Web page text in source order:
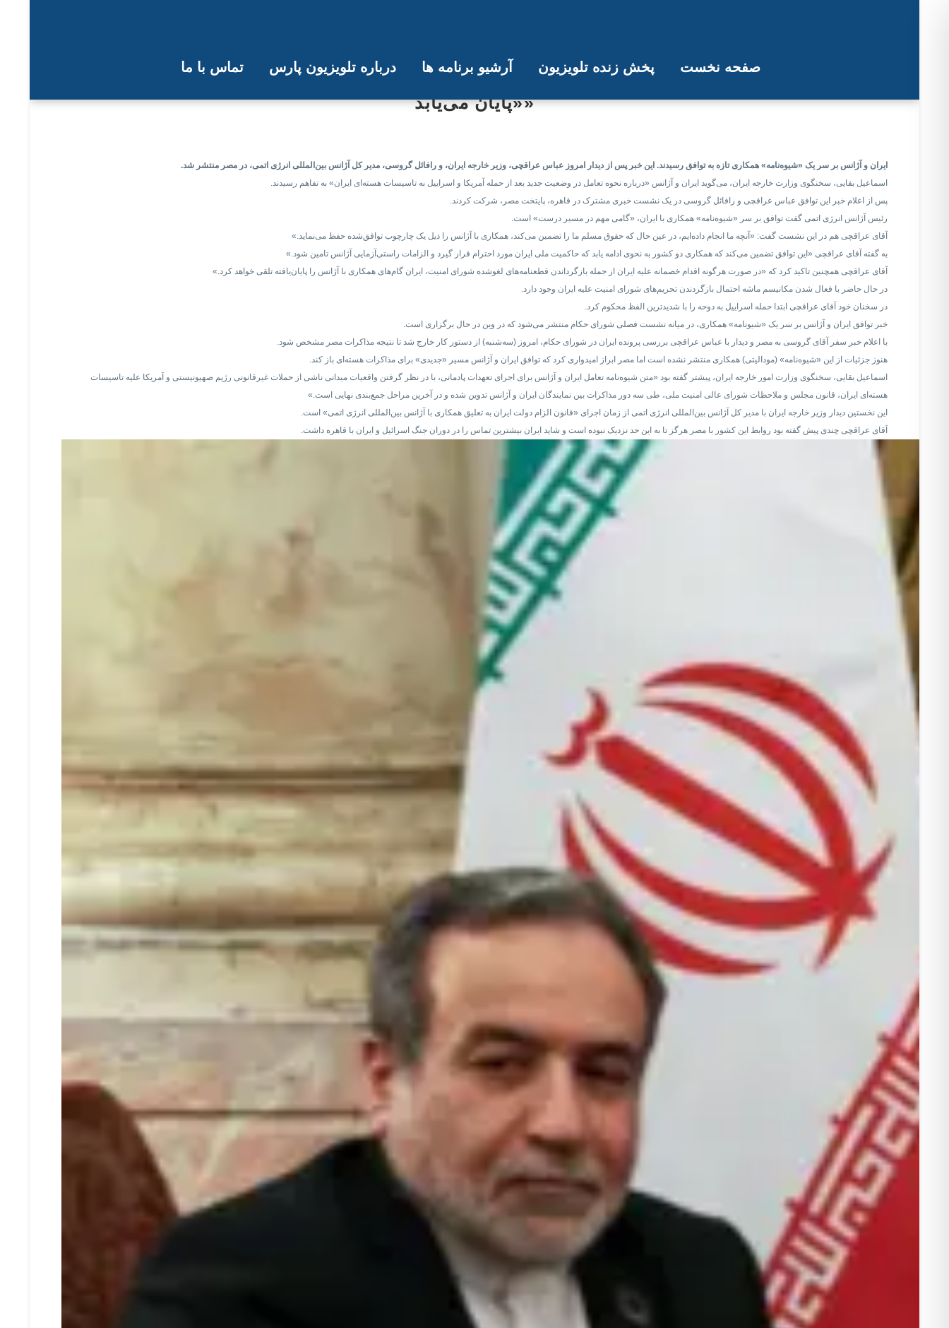
تماس با ما درباره تلویزیون پارس آرشیو برنامه ها پخش زنده تلویزیون صفحه نخست
توافق ایران و آژانس بر سر «شیوه‌نامه» همکاری؛ عراقچی: در صورت اقدام خصمانه این همکاری
«پایان می‌یابد»
ایران و آژانس بر سر یک «شیوه‌‌نامه» همکاری تازه به توافق رسیدند. این خبر پس از دیدار امروز عباس عراقچی، وزیر خارجه ایران، و رافائل گروسی، مدیر کل آژانس بین‌المللی انرژی اتمی، در مصر منتشر شد.
اسماعیل بقایی، سخنگوی وزارت خارجه ایران، می‌گوید ایران و آژانس «درباره نحوه تعامل در وضعیت جدید بعد از حمله آمریکا و اسراییل به تاسیسات هسته‌ای ایران» به تفاهم رسیدند.
پس از اعلام خبر این توافق عباس عراقچی و رافائل گروسی در یک نشست خبری مشترک در قاهره، پایتخت مصر، شرکت کردند.
رئیس آژانس انرژی اتمی گفت توافق بر سر «شیوه‌نامه» همکاری با ایران، «گامی مهم در مسیر درست» است.
آقای عراقچی هم در این نشست گفت: «آنچه ما انجام داده‌ایم، در عین حال که حقوق مسلم ما را تضمین می‌کند، همکاری با آژانس را ذیل یک چارچوب توافق‌شده حفظ می‌نماید.»
به گفته آقای عراقچی «این توافق تضمین می‌کند که همکاری دو کشور به نحوی ادامه یابد که حاکمیت ملی ایران مورد احترام قرار گیرد و الزامات راستی‌آزمایی آژانس تامین شود.»
آقای عراقچی همچنین تاکید کرد که «در صورت هرگونه اقدام خصمانه علیه ایران از جمله بازگرداندن قطعنامه‌های لغو‌شده شورای امنیت، ایران گام‌های همکاری با آژانس را پایان‌یافته تلقی خواهد کرد.»
در حال حاضر با فعال شدن مکانیسم ماشه احتمال بازگردندن تحریم‌های شورای امنیت علیه ایران وجود دارد.
در سخنان خود آقای عراقچی ابتدا حمله اسراییل به دوحه را با شدیدترین الفظ محکوم کرد.
خبر توافق ایران و آژانس بر سر یک «شیونامه‌» همکاری، در میانه نشست فصلی شورای حکام منتشر می‌شود که در وین در حال برگزاری است.
با اعلام خبر سفر آقای گروسی به مصر و دیدار با عباس عراقچی بررسی پرونده ایران در شورای حکام، امروز (سه‌شنبه) از دستور کار خارج شد تا نتیجه مذاکرات مصر مشخص شود.
هنوز جزئیات از این «شیوه‌‌نامه» (مودالیتی) همکاری منتشر نشده است اما مصر ابراز امیدواری کرد که توافق ایران و آژانس مسیر «جدیدی» برای مذاکرات هسته‌ای باز کند.
اسماعیل بقایی، سخنگوی وزارت امور خارجه ایران، پیشتر گفته بود «متن شیوه‌نامه تعامل ایران و آژانس برای اجرای تعهدات پادمانی، با در نظر گرفتن واقعیات میدانی ناشی از حملات غیرقانونی رژیم صهیونیستی و آمریکا علیه تاسیسات
هسته‌ای ایران، قانون مجلس و ملاحظات شورای عالی امنیت ملی، طی سه دور مذاکرات بین نمایندگان ایران و آژانس تدوین شده و در آخرین مراحل جمع‌بندی نهایی است.»
این نخستین دیدار وزیر خارجه ایران با مدیر کل آژانس بین‌المللی انرژی اتمی از زمان اجرای «قانون الزام دولت ایران به تعلیق همکاری با آژانس بین‌المللی انرژی اتمی» است.
آقای عراقچی چندی پیش گفته بود روابط این کشور با مصر هرگز تا به این حد نزدیک نبوده است و شاید ایران بیشترین تماس را در دوران جنگ اسرائیل و ایران با قاهره داشت.